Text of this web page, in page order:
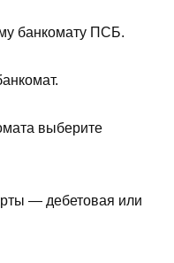
банкомату ПСБ.
выберите
— дебетовая или